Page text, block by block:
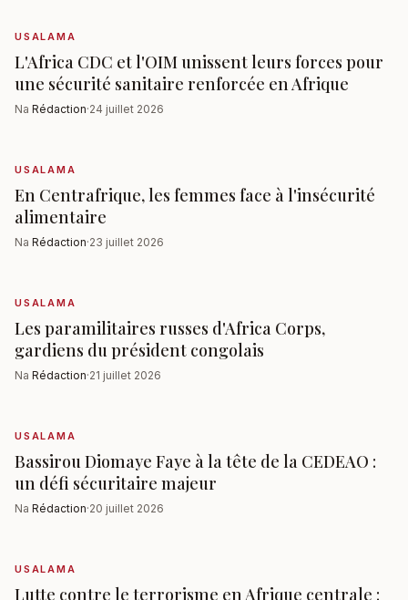
USALAMA
L'Africa CDC et l'OIM unissent leurs forces pour
une sécurité sanitaire renforcée en Afrique
Na Rédaction·24 juillet 2026
USALAMA
En Centrafrique, les femmes face à l'insécurité
alimentaire
Na Rédaction·23 juillet 2026
USALAMA
Les paramilitaires russes d'Africa Corps,
gardiens du président congolais
Na Rédaction·21 juillet 2026
USALAMA
Bassirou Diomaye Faye à la tête de la CEDEAO :
un défi sécuritaire majeur
Na Rédaction·20 juillet 2026
USALAMA
Lutte contre le terrorisme en Afrique centrale :